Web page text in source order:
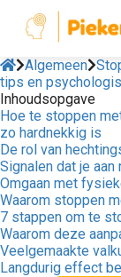
Algemeen
tips en
Inhoudsopgave
Hoe te stoppen
zo hardnekkig is
De rol van
Signalen dat je
Omgaan met
Waarom stoppen
7 stappen om te
Waarom deze
Veelgemaakte
Langdurig effect